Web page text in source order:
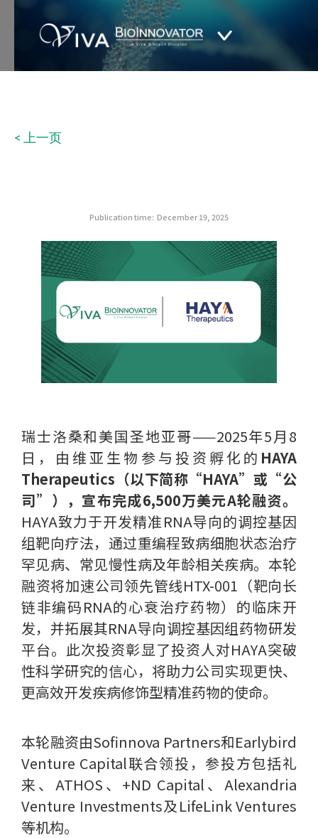
< 上一页
Publication time: December 19, 2025
瑞士洛桑和美国圣地亚哥——2025年5月8
日，由维亚生物参与投资孵化的 HAYA
Therapeutics（以下简称“HAYA”或“公
司”），宣布完成6,500万美元A轮融资。
HAYA致力于开发精准RNA导向的调控基因
组靶向疗法，通过重编程致病细胞状态治疗
罕见病、常见慢性病及年龄相关疾病。本轮
融资将加速公司领先管线HTX-001（靶向长
链非编码RNA的心衰治疗药物）的临床开
发，并拓展其RNA导向调控基因组药物研发
平台。此次投资彰显了投资人对HAYA突破
性科学研究的信心，将助力公司实现更快、
更高效开发疾病修饰型精准药物的使命。
本轮融资由Sofinnova Partners和Earlybird
Venture Capital联合领投，参投方包括礼
来、ATHOS、+ND Capital、Alexandria
Venture Investments及LifeLink Ventures
等机构。